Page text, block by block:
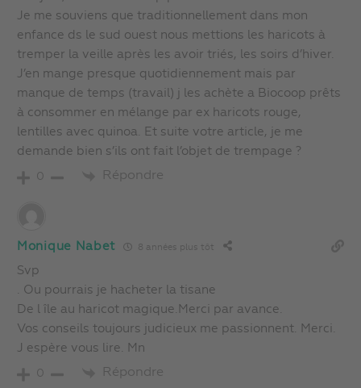
Je me souviens que traditionnellement dans mon
enfance ds le sud ouest nous mettions les haricots à
tremper la veille après les avoir triés, les soirs d’hiver.
J’en mange presque quotidiennement mais par
manque de temps (travail) j les achète a Biocoop prêts
à consommer en mélange par ex haricots rouge,
lentilles avec quinoa. Et suite votre article, je me
demande bien s’ils ont fait l’objet de trempage ?
0 Répondre
Monique Nabet 8 années plus tôt
Svp
. Ou pourrais je hacheter la tisane
De l île au haricot magique.Merci par avance.
Vos conseils toujours judicieux me passionnent. Merci.
J espère vous lire. Mn
0 Répondre